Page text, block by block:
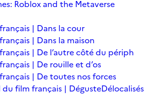
Roblox and the Metaverse
| Dans la cour
| Dans la maison
| De l’autre côté du périph
| De rouille et d’os
| De toutes nos forces
du film français | DégusteDélocalisés